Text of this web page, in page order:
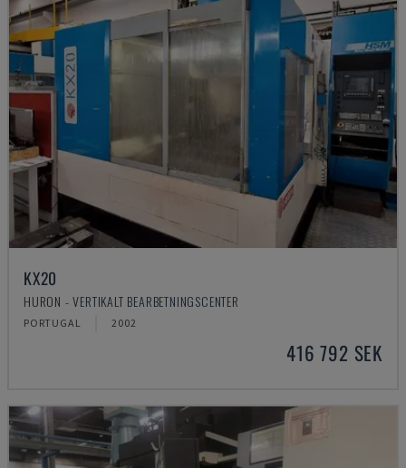
KX20
HURON - VERTIKALT BEARBETNINGSCENTER
PORTUGAL 2002
416 792 SEK